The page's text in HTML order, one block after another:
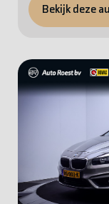
Bekijk deze